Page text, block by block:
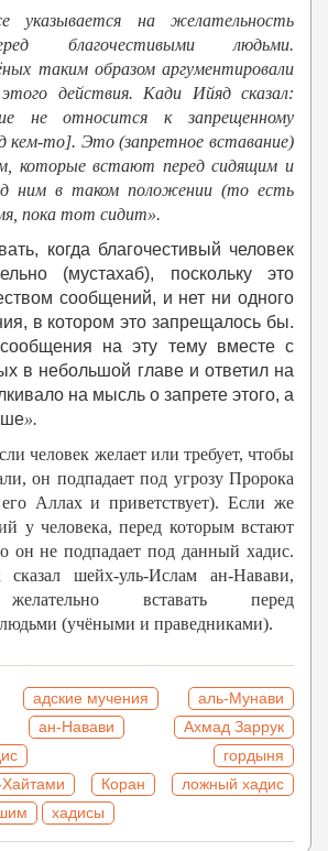
указывается на желательность
благочестивыми людьми.
таким образом аргументировали
действия. Кади Ийяд сказал:
не относится к запрещенному
кем-то]. Это (запретное вставание)
которые встают перед сидящим и
ним в таком положении (то есть
пока тот сидит».
когда благочестивый человек
(мустахаб), поскольку это
сообщений, и нет ни одного
в котором это запрещалось бы.
на эту тему вместе с
в небольшой главе и ответил на
на мысль о запрете этого, а
».
человек желает или требует, чтобы
он подпадает под угрозу Пророка
его Аллах и приветствует). Если же
у человека, перед которым встают
он не подпадает под данный хадис.
шейх-уль-Ислам ан-Навави,
желательно вставать перед
(учёными и праведниками).
адские мучения
аль-Мунави
ан-Навави
Ахмад Заррук
гордыня
Коран
ложный хадис
хадисы